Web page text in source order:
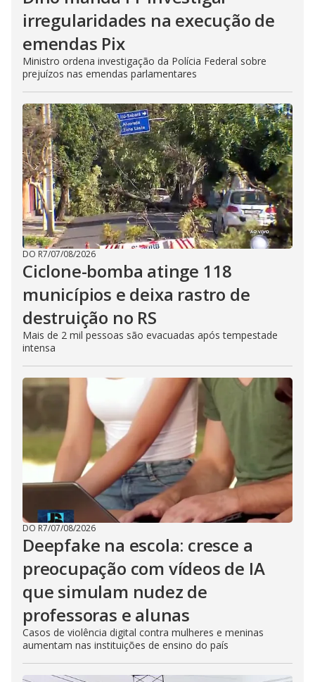
irregularidades na execução de
emendas Pix
Ministro ordena investigação da Polícia Federal sobre
prejuízos nas emendas parlamentares
DO R7/07/08/2026
Ciclone-bomba atinge 118
municípios e deixa rastro de
destruição no RS
Mais de 2 mil pessoas são evacuadas após tempestade
intensa
DO R7/07/08/2026
Deepfake na escola: cresce a
preocupação com vídeos de IA
que simulam nudez de
professoras e alunas
Casos de violência digital contra mulheres e meninas
aumentam nas instituições de ensino do país